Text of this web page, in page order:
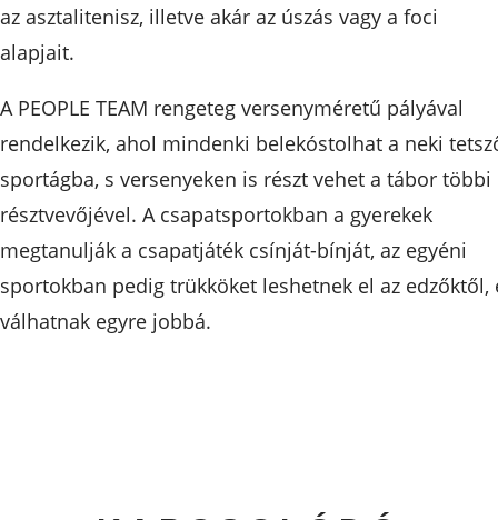
az asztalitenisz, illetve akár az úszás vagy a foci
alapjait.
A PEOPLE TEAM rengeteg versenyméretű pályával
rendelkezik, ahol mindenki belekóstolhat a neki
sportágba, s versenyeken is részt vehet a tábor többi
résztvevőjével. A csapatsportokban a gyerekek
megtanulják a csapatjáték csínját-bínját, az egyéni
sportokban pedig trükköket leshetnek el az edzőktől,
válhatnak egyre jobbá.